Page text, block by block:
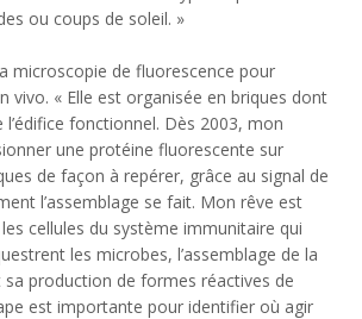
ou coups de soleil. »
microscopie de fluorescence pour
vivo. « Elle est organisée en briques dont
l’édifice fonctionnel. Dès 2003, mon
une protéine fluorescente sur
de façon à repérer, grâce au signal de
l’assemblage se fait. Mon rêve est
cellules du système immunitaire qui
les microbes, l’assemblage de la
sa production de formes réactives de
est importante pour identifier où agir